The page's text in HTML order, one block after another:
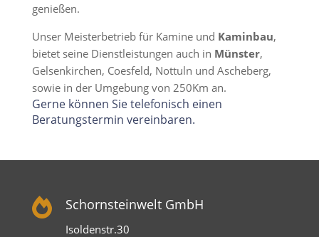
genießen.
Unser Meisterbetrieb für Kamine und Kaminbau,
bietet seine Dienstleistungen auch in Münster,
Gelsenkirchen, Coesfeld, Nottuln und Ascheberg,
sowie in der Umgebung von 250Km an.
Gerne können Sie telefonisch einen
Beratungstermin vereinbaren.
 Schornsteinwelt GmbH
Isoldenstr.30